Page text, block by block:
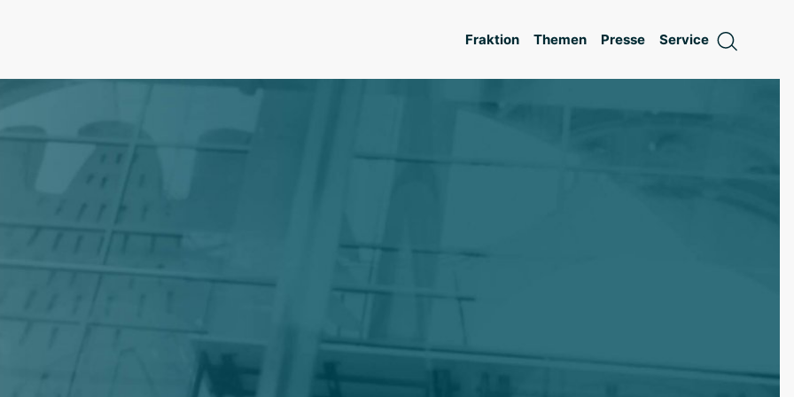
Fraktion Themen Presse Service